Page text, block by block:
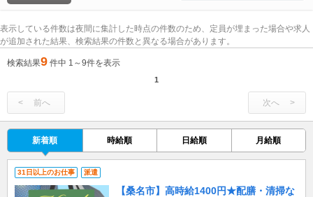
表示している件数は夜間に集計した時点の件数のため、定員が埋まった場合や求人
が追加された結果、検索結果の件数と異なる場合があります。
検索結果9 件中 1～9件を表示
1
前へ 次へ
新着順 時給順 日給順 月給順
31日以上のお仕事 派遣
【桑名市】高時給1400円★配膳・清掃な